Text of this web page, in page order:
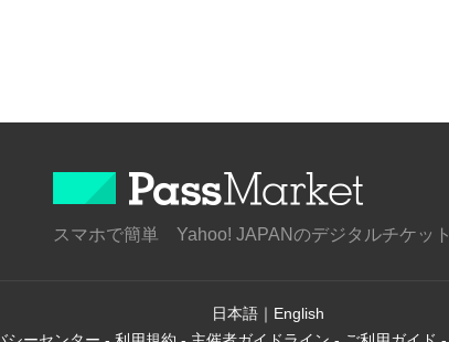
スマホで簡単 Yahoo! JAPANのデジタルチケット
日本語 ｜ English